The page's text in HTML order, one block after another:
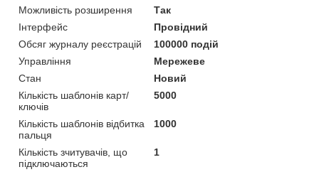
Можливість розширення
Так
Інтерфейс
Провідний
Обсяг журналу реєстрацій
100000 подій
Управління
Мережеве
Стан
Новий
Кількість шаблонів карт/
ключів
5000
Кількість шаблонів відбитка
пальця
1000
Кількість зчитувачів, що
підключаються
1